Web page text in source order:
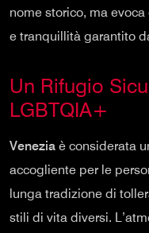
nome storico, ma
e tranquillità garantito
Un Rifugio
LGBTQIA+
Venezia è considerata
accogliente per le
lunga tradizione di
stili di vita diversi.